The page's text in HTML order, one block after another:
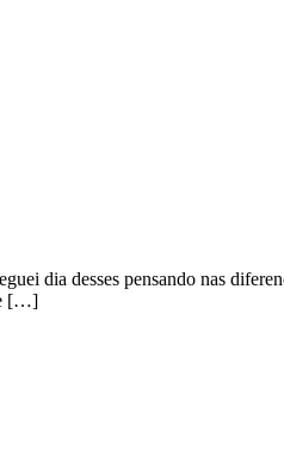
dia desses pensando nas
[…]